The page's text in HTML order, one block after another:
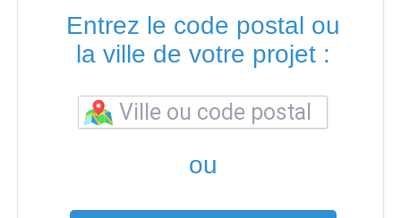
Entrez le code postal ou
la ville de votre projet :
ou